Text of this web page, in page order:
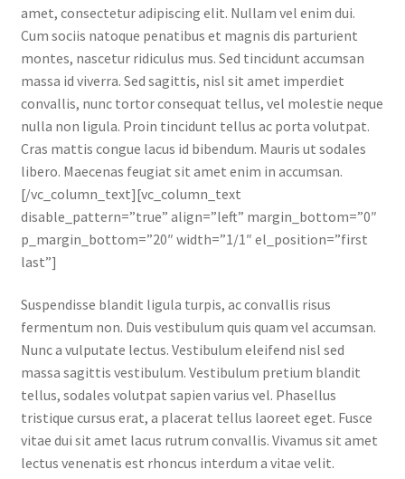
amet, consectetur adipiscing elit. Nullam vel enim dui.
Cum sociis natoque penatibus et magnis dis parturient
montes, nascetur ridiculus mus. Sed tincidunt accumsan
massa id viverra. Sed sagittis, nisl sit amet imperdiet
convallis, nunc tortor consequat tellus, vel molestie neque
nulla non ligula. Proin tincidunt tellus ac porta volutpat.
Cras mattis congue lacus id bibendum. Mauris ut sodales
libero. Maecenas feugiat sit amet enim in accumsan.
[/vc_column_text][vc_column_text
disable_pattern=”true” align=”left” margin_bottom=”0″
p_margin_bottom=”20″ width=”1/1″ el_position=”first
last”]
Suspendisse blandit ligula turpis, ac convallis risus
fermentum non. Duis vestibulum quis quam vel accumsan.
Nunc a vulputate lectus. Vestibulum eleifend nisl sed
massa sagittis vestibulum. Vestibulum pretium blandit
tellus, sodales volutpat sapien varius vel. Phasellus
tristique cursus erat, a placerat tellus laoreet eget. Fusce
vitae dui sit amet lacus rutrum convallis. Vivamus sit amet
lectus venenatis est rhoncus interdum a vitae velit.